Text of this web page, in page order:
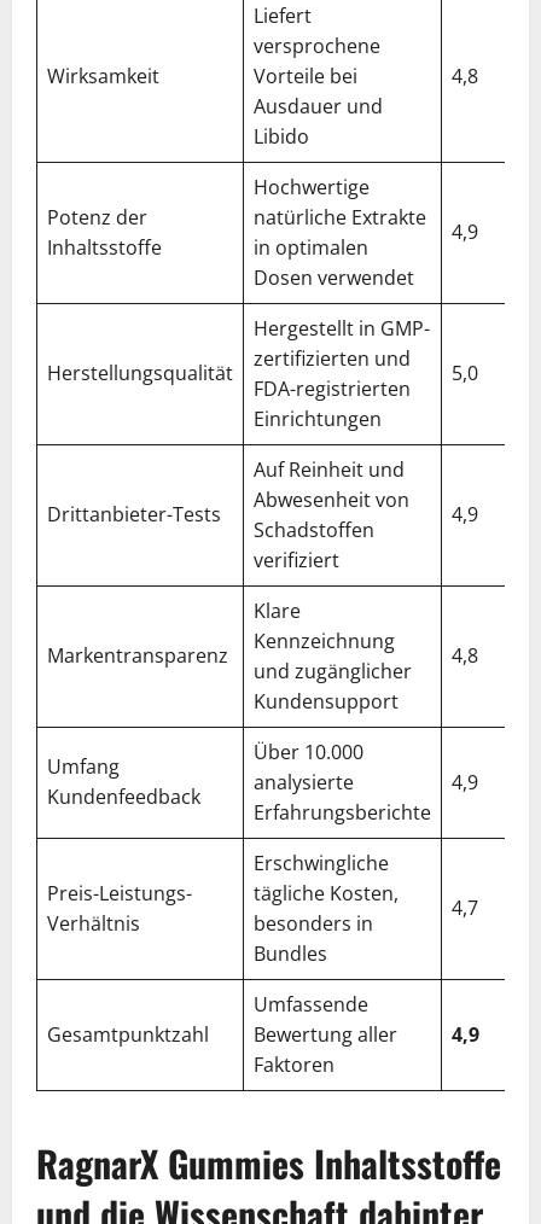
Wirksamkeit
Liefert
versprochene
Vorteile bei
Ausdauer und
Libido
4,8
Potenz der
Inhaltsstoffe
Hochwertige
natürliche Extrakte
in optimalen
Dosen verwendet
4,9
Herstellungsqualität
Hergestellt in GMP-
zertifizierten und
FDA-registrierten
Einrichtungen
5,0
Drittanbieter-Tests
Auf Reinheit und
Abwesenheit von
Schadstoffen
verifiziert
4,9
Markentransparenz
Klare
Kennzeichnung
und zugänglicher
Kundensupport
4,8
Umfang
Kundenfeedback
Über 10.000
analysierte
Erfahrungsberichte
4,9
Preis-Leistungs-
Verhältnis
Erschwingliche
tägliche Kosten,
besonders in
Bundles
4,7
Gesamtpunktzahl
Umfassende
Bewertung aller
Faktoren
4,9
RagnarX Gummies Inhaltsstoffe